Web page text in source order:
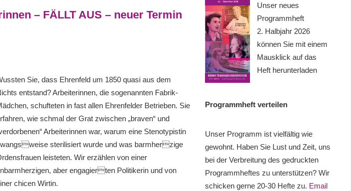
– FÄLLT AUS – neuer Termin
Sie, dass Ehrenfeld um 1850 quasi aus dem
entstand? Arbeiterinnen, die sogenannten Fabrik-
schufteten in fast allen Ehrenfelder Betrieben. Sie
wie schmal der Grat zwischen „braven“ und
Arbeiterinnen war, warum eine Stenotypistin
sterilisiert wurde und was barmherzige
leisteten. Wir erzählen von einer
aber engagierten Politikerin und von
chicen Wirtin.
Unser neues
Programmheft
2. Halbjahr 2026
können Sie mit einem
Mausklick auf das
Heft herunterladen
Programmheft verteilen
Unser Programm ist vielfältig wie
gewohnt. Haben Sie Lust und Zeit, uns
bei der Verbreitung des gedruckten
Programmheftes zu unterstützen? Wir
schicken gerne 20-30 Hefte zu. Email